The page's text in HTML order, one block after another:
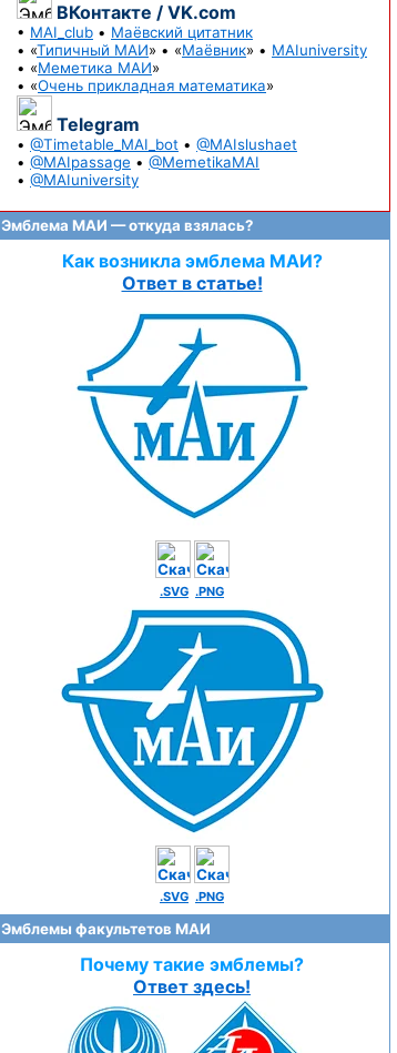
ВКонтакте / VK.com
• MAI_club • Маёвский цитатник
• «Типичный МАИ» • «Маёвник» • MAIuniversity
• «Меметика МАИ»
• «Очень прикладная математика»
Telegram
• @Timetable_MAI_bot • @MAIslushaet
• @MAIpassage • @MemetikaMAI
• @MAIuniversity
Эмблема МАИ — откуда взялась?
Как возникла эмблема МАИ?
Ответ в статье!
.SVG .PNG
.SVG .PNG
Эмблемы факультетов МАИ
Почему такие эмблемы?
Ответ здесь!